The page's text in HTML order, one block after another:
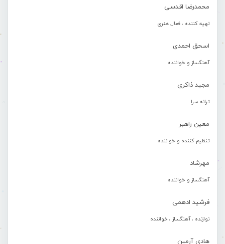
محمدرضا اقدسی
تهیه کننده ، فعال هنری
اسحق احمدی
آهنگساز و خواننده
مجید ذاکری
ترانه سرا
معین راهبر
تنظیم کننده و خواننده
مهرشاد
آهنگساز و خواننده
فرشید ادهمی
نوازنده ، آهنگساز ، خواننده
هادی آرمین